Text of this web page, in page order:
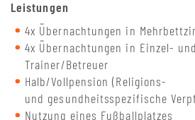
Leistungen
4x Übernachtungen in
4x Übernachtungen in Einzel-
Trainer/Betreuer
Halb/Vollpension (Religions-
und gesundheitsspezifische
Nutzung eines Fußballplatzes